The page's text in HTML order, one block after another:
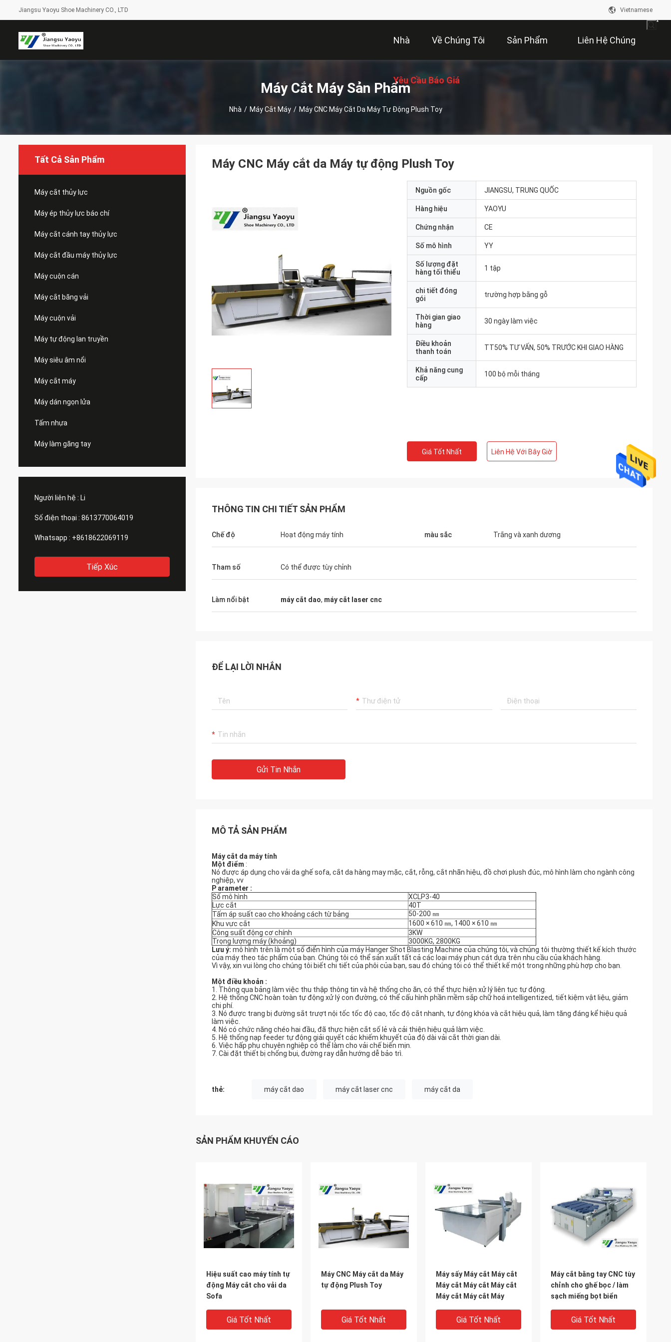
Jiangsu Yaoyu Shoe Machinery CO., LTD Vietnamese
Nhà Về Chúng Tôi Sản Phẩm Liên Hệ Chúng
Yêu Cầu Báo Giá
Máy Cắt Máy Sản Phẩm
Nhà / Máy Cắt Máy / Máy CNC Máy Cắt Da Máy Tự Động Plush Toy
Tất Cả Sản Phẩm
Máy cắt thủy lực
Máy ép thủy lực báo chí
Máy cắt cánh tay thủy lực
Máy cắt đầu máy thủy lực
Máy cuộn cán
Máy cắt băng vải
Máy cuộn vải
Máy tự động lan truyền
Máy siêu âm nổi
Máy cắt máy
Máy dán ngọn lửa
Tấm nhựa
Máy làm găng tay
Người liên hệ : Li
Số điện thoại : 8613770064019
Whatsapp : +8618622069119
Tiếp Xúc
Máy CNC Máy cắt da Máy tự động Plush Toy
Nguồn gốc JIANGSU, TRUNG QUỐC
Hàng hiệu YAOYU
Chứng nhận CE
Số mô hình YY
Số lượng đặt
hàng tối thiểu
1 tập
chi tiết đóng
gói
trường hợp bằng gỗ
Thời gian giao
hàng
30 ngày làm việc
Điều khoản
thanh toán
TT50% TƯ VẤN, 50% TRƯỚC KHI GIAO HÀNG
Khả năng cung
cấp
100 bộ mỗi tháng
Giá Tốt Nhất Liên Hệ Với Bây Giờ
THÔNG TIN CHI TIẾT SẢN PHẨM
Chế độ Hoạt động máy tính màu sắc Trắng và xanh dương
Tham số Có thể được tùy chỉnh
Làm nổi bật máy cắt dao, máy cắt laser cnc
ĐỂ LẠI LỜI NHẮN
Gửi Tin Nhắn
MÔ TẢ SẢN PHẨM
Máy cắt da máy tính
Một điểm :
Nó được áp dụng cho vải da ghế sofa, cắt da hàng may mặc, cắt, rỗng, cắt nhãn hiệu, đồ chơi plush đúc, mô hình làm cho ngành công
nghiệp, vv
P arameter :
Số mô hình
XCLP3-40
Lực cắt
40T
Tấm áp suất cao cho khoảng cách từ bảng
50-200 ㎜
Khu vực cắt
1600 × 610 ㎜, 1400 × 610 ㎜
Công suất động cơ chính
3KW
Trọng lượng máy (khoảng)
3000KG, 2800KG
Lưu ý: mô hình trên là một số điển hình của máy Hanger Shot Blasting Machine của chúng tôi, và chúng tôi thường thiết kế kích thước
của máy theo tác phẩm của bạn. Chúng tôi có thể sản xuất tất cả các loại máy phun cát dựa trên nhu cầu của khách hàng.
Vì vậy, xin vui lòng cho chúng tôi biết chi tiết của phôi của bạn, sau đó chúng tôi có thể thiết kế một trong những phù hợp cho bạn.
Một điều khoản :
1. Thông qua bảng làm việc thu thập thông tin và hệ thống cho ăn, có thể thực hiện xử lý liên tục tự động.
2. Hệ thống CNC hoàn toàn tự động xử lý con đường, có thể cấu hình phần mềm sắp chữ hoá intelligentized, tiết kiệm vật liệu, giảm
chi phí.
3. Nó được trang bị đường sắt trượt nội tốc tốc độ cao, tốc độ cắt nhanh, tự động khóa và cắt hiệu quả, làm tăng đáng kể hiệu quả
làm việc.
4. Nó có chức năng chéo hai đầu, đã thực hiện cắt số lẻ và cải thiện hiệu quả làm việc.
5. Hệ thống nạp feeder tự động giải quyết các khiếm khuyết của độ dài vải cắt thời gian dài.
6. Việc hấp phụ chuyên nghiệp có thể làm cho vải chế biến mịn.
7. Cài đặt thiết bị chống bụi, đường ray dẫn hướng dễ bảo trì.
thẻ: máy cắt dao máy cắt laser cnc máy cắt da
SẢN PHẨM KHUYẾN CÁO
Hiệu suất cao máy tính tự
động Máy cắt cho vải da
Sofa
Giá Tốt Nhất
Máy CNC Máy cắt da Máy
tự động Plush Toy
Giá Tốt Nhất
Máy sấy Máy cắt Máy cắt
Máy cắt Máy cắt Máy cắt
Máy cắt Máy cắt Máy
Giá Tốt Nhất
Máy cắt bằng tay CNC tùy
chỉnh cho ghế bọc / làm
sạch miếng bọt biển
Giá Tốt Nhất